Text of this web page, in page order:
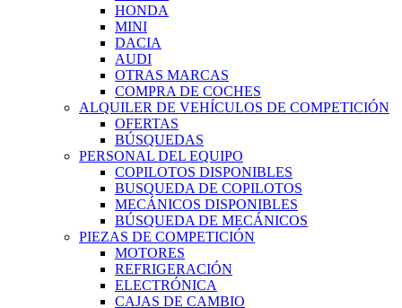
HONDA
MINI
DACIA
AUDI
OTRAS MARCAS
COMPRA DE COCHES
ALQUILER DE VEHÍCULOS DE COMPETICIÓN
OFERTAS
BÚSQUEDAS
PERSONAL DEL EQUIPO
COPILOTOS DISPONIBLES
BUSQUEDA DE COPILOTOS
MECÁNICOS DISPONIBLES
BÚSQUEDA DE MECÁNICOS
PIEZAS DE COMPETICIÓN
MOTORES
REFRIGERACIÓN
ELECTRÓNICA
CAJAS DE CAMBIO